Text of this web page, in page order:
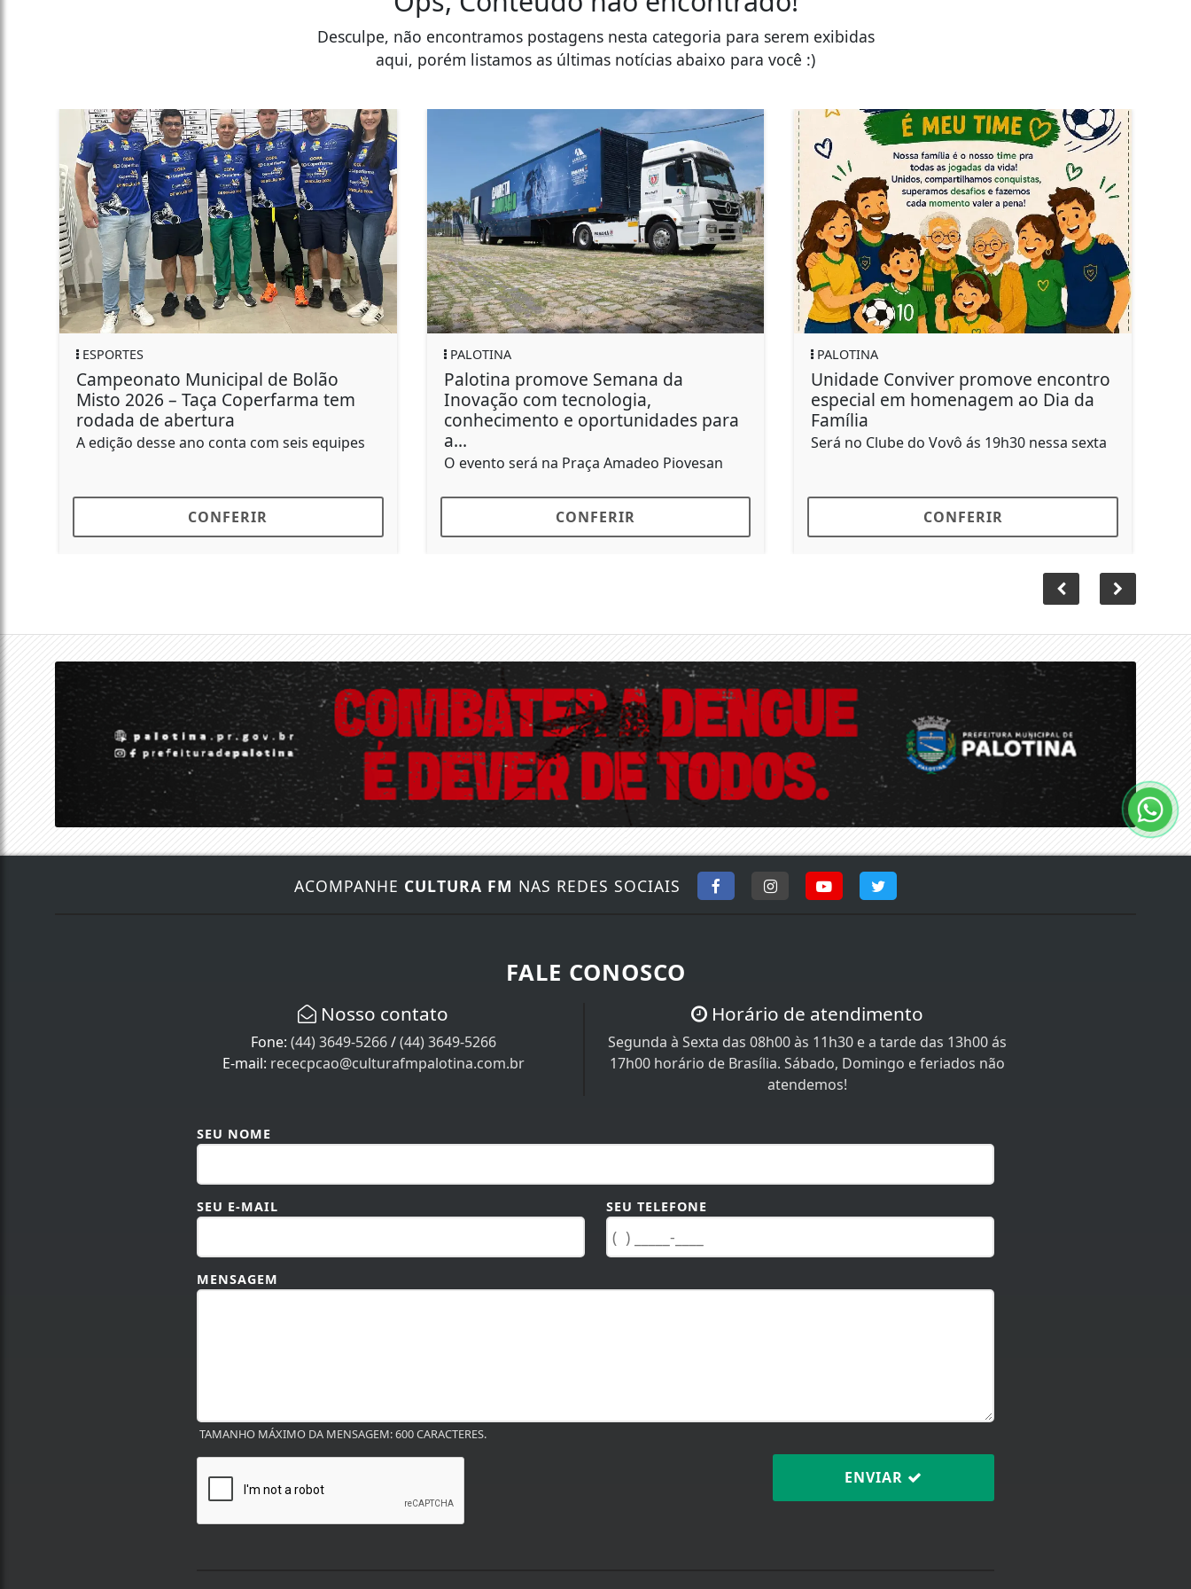
Desculpe, não encontramos postagens nesta categoria para serem exibidas
aqui, porém listamos as últimas notícias abaixo para você :)
ESPORTES
Campeonato Municipal de Bolão
Misto 2026 – Taça Coperfarma tem
rodada de abertura
A edição desse ano conta com seis equipes
CONFERIR
PALOTINA
Palotina promove Semana da
Inovação com tecnologia,
conhecimento e oportunidades para
a...
O evento será na Praça Amadeo Piovesan
CONFERIR
PALOTINA
Unidade Conviver promove encontro
especial em homenagem ao Dia da
Família
Será no Clube do Vovô ás 19h30 nessa sexta
CONFERIR
ACOMPANHE CULTURA FM NAS REDES SOCIAIS
FALE CONOSCO
Nosso contato
Fone: (44) 3649-5266/(44) 3649-5266
E-mail: rececpcao@culturafmpalotina.com.br
Horário de atendimento
Segunda à Sexta das 08h00 às 11h30 e a tarde das 13h00 ás
17h00 horário de Brasília. Sábado, Domingo e feriados não
atendemos!
SEU NOME
SEU E-MAIL SEU TELEFONE
MENSAGEM
TAMANHO MÁXIMO DA MENSAGEM: 600 CARACTERES.
ENVIAR